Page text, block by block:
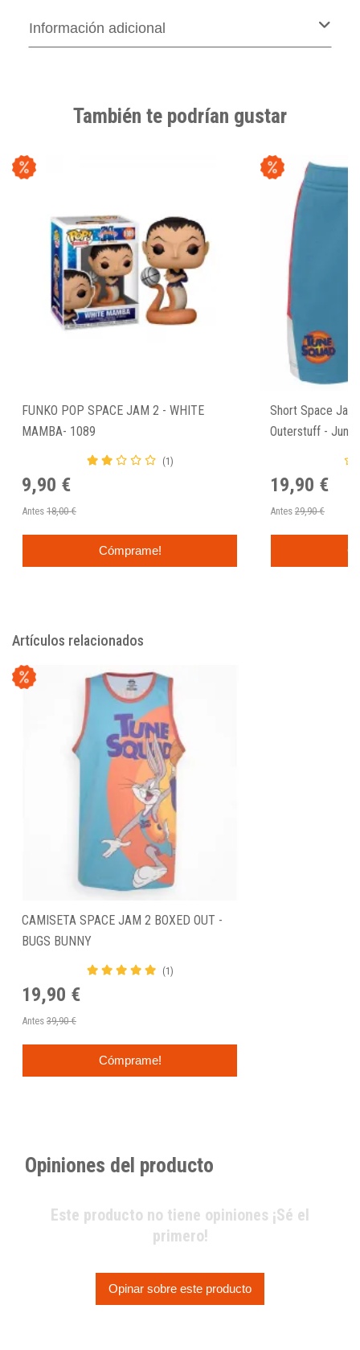
Información adicional
También te podrían gustar
FUNKO POP SPACE JAM 2 - WHITE
MAMBA- 1089
(1)
9,90 €
Antes 18,00 €
Cómprame!
Short Space
Outerstuff -
19,90 €
Antes 29,90 €
Artículos relacionados
CAMISETA SPACE JAM 2 BOXED OUT -
BUGS BUNNY
(1)
19,90 €
Antes 39,90 €
Cómprame!
Opiniones del producto
Este producto no tiene opiniones ¡Sé el
primero!
Opinar sobre este producto